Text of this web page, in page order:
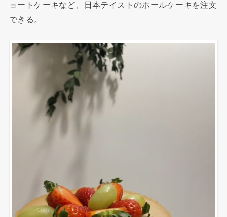
ョートケーキなど、日本テイストのホールケーキを注文
できる。